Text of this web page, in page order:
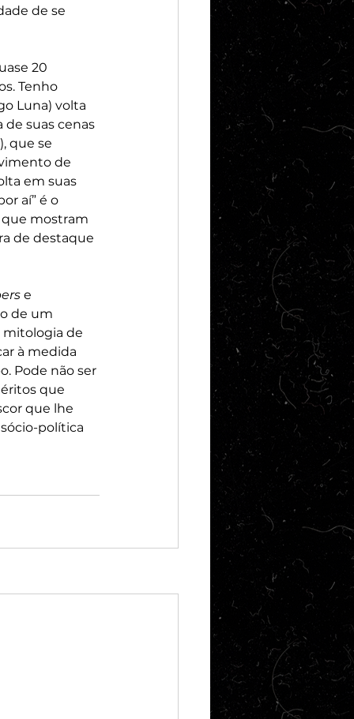
de se
20
Tenho
Luna) volta
de suas cenas
que se
de
em suas
aí” é o
que mostram
de destaque
e
de um
mitologia de
à medida
Pode não ser
que
que lhe
política